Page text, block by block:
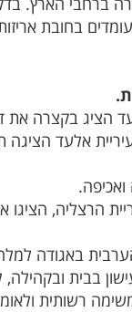
הציג בקצרה את
אלעד הציגה
הרצליה, הציגו
באגודה
בבית
רשותית